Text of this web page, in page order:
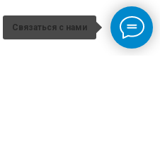
Связаться с нами